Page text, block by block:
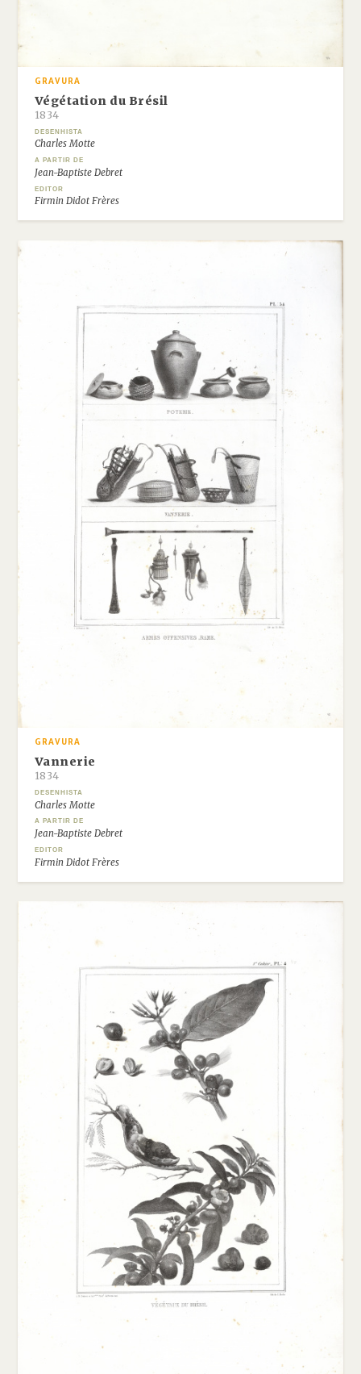
GRAVURA
Végétation du Brésil
1834
DESENHISTA
Charles Motte
A PARTIR DE
Jean-Baptiste Debret
EDITOR
Firmin Didot Frères
GRAVURA
Vannerie
1834
DESENHISTA
Charles Motte
A PARTIR DE
Jean-Baptiste Debret
EDITOR
Firmin Didot Frères